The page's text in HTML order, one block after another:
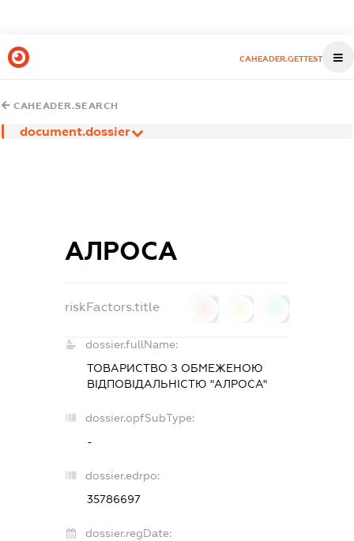
CAHEADER.GETTEST
CAHEADER.SEARCH
document.dossier
АЛРОСА
riskFactors.title
dossier.fullName:
ТОВАРИСТВО З ОБМЕЖЕНОЮ
ВІДПОВІДАЛЬНІСТЮ "АЛРОСА"
dossier.opfSubType:
-
dossier.edrpo:
35786697
dossier.regDate: